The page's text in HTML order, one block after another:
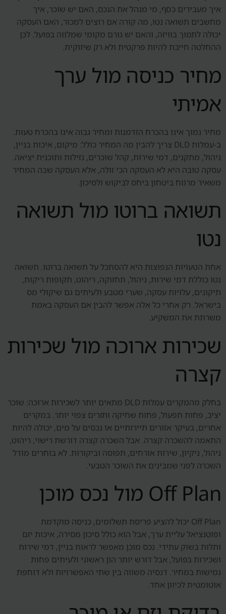
איך מעבירים כסף, מי מנהל את הנכס, האם יש שוכר, איך
מחשבים תשואה נטו, מה קורה אם רוצים למכור, האם העסקה
יכולה לתמוך בוויזה, והאם יש גורם מקומי שמלווה בפועל. לכן
ההחלטה חייבת להיות פרקטית ולא רק שיווקית.
מחיר כניסה מול ערך
אמיתי
מחיר נמוך אינו בהכרח הזדמנות ומחיר גבוה אינו בהכרח טעות.
ב-עמלות DLD צריך להבין מה המחיר כולל: מיקום, איכות בניין,
ניהול, מתקנים, דמי שירות, קהל שוכרים, נזילות ותוכנית יציאה.
עסקה טובה היא לא העסקה הכי זולה, אלא העסקה שבה המחיר
משאיר מרווח ביטחון ביחס לביקוש ולסיכון.
תשואה ברוטו מול תשואה
נטו
אחת הטעויות הנפוצות היא להסתכל על תשואה ברוטו. תשואה
נטו כוללת דמי שירות, ניהול, תחזוקה, ריהוט, תקופות ריקות,
תיקונים, עלויות עסקה, שערי מטבע ולעיתים גם שיקולי מס
בישראל. רק אחרי כל אלה אפשר להבין אם העסקה באמת
משרתת את המשקיע.
שכירות ארוכה מול שכירות
קצרה
בחלק מהמקרים עמלות DLD מתאים יותר לשכירות ארוכה: שוכר
יציב, פחות תפעול, פחות שחיקה ותזרים צפוי יותר. במקרים
אחרים, בעיקר אזורים תיירותיים או נכסים על מים, יכולה להיות
התאמה להשכרה קצרה. אבל השכרה קצרה דורשת רישוי, ריהוט,
ניהול, ניקיון, שירות אורחים, תפוסה וביקורות. לא בוחרים מודל
השכרה לפני שמבינים את השוכר הטבעי.
Off Plan מול נכס מוכן
Off Plan יכול להציע פריסת תשלומים, כניסה מוקדמת
ופוטנציאל עליית ערך, אבל הוא כולל סיכון מסירה, איכות יזם
ותלות בשוק עתידי. נכס מוכן מאפשר לראות בניין, דמי שירות
ושכירות בפועל, אבל דורש יותר הון ראשוני ולעיתים פחות
גמישות במחיר. דנסיה משווה בין שתי האפשרויות ולא דוחפת
אוטומטית לכיוון אחד.